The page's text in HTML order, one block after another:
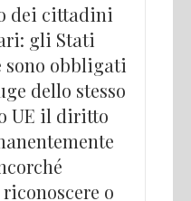
dei cittadini
gli Stati
sono obbligati
dello stesso
UE il diritto
o